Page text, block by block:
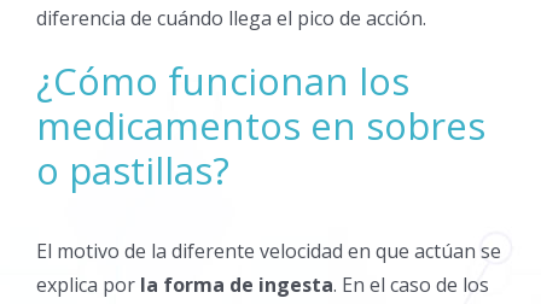
diferencia de cuándo llega el pico de acción.
¿Cómo funcionan los
medicamentos en sobres
o pastillas?
El motivo de la diferente velocidad en que actúan se
explica por la forma de ingesta. En el caso de los